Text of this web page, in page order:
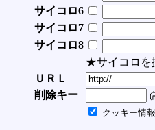
サイコロ6
サイコロ7
サイコロ8
★サイコロを
ＵＲＬ
削除キー
(
クッキー情